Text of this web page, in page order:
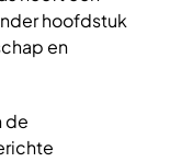
hoofdstuk
en
de